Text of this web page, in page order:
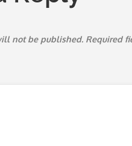
not be published. Required